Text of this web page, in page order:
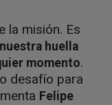
la misión. Es
nuestra huella
momento.
desafío para
Felipe